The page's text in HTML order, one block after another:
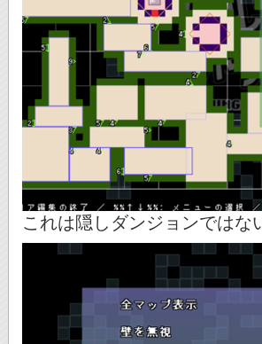
これは隠しダンジョンでは